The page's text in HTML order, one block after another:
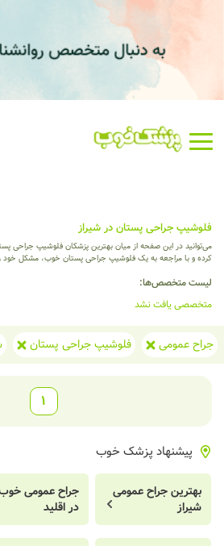
فلوشیپ جراحی پستان در شیراز
می‌توانید در این صفحه از میان بهترین پزشکان فلوشیپ جراحی
کرده و با مراجعه به یک فلوشیپ جراحی پستان خوب، مشکل خود
لیست متخصص‌ها:
متخصصی یافت نشد
جراح عمومی فلوشیپ جراحی پستان
1
پیشنهاد پزشک خوب
بهترین جراح عمومی
شیراز
جراح عمومی
در اقلید